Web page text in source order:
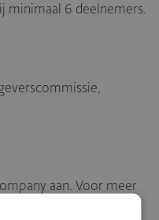
minimaal 6 deelnemers.
aan. Voor meer